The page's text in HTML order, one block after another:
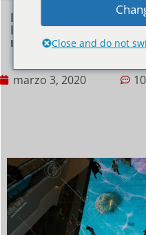
Lanzamiento de
Pantalla LED de piso:
mágico
marzo 3, 2020
Close and do not